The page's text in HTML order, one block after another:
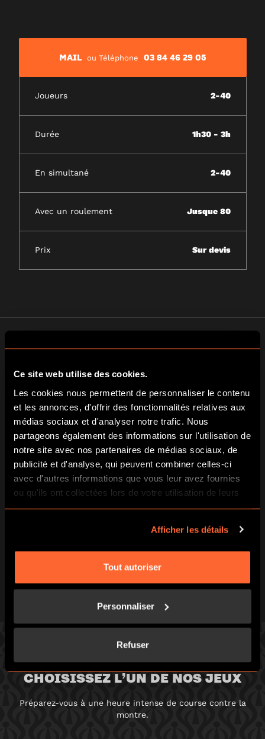
Ce site web utilise des cookies.
Les cookies nous permettent de personnaliser le contenu
et les annonces, d'offrir des fonctionnalités relatives aux
médias sociaux et d'analyser notre trafic. Nous
partageons également des informations sur l'utilisation de
notre site avec nos partenaires de médias sociaux, de
publicité et d'analyse, qui peuvent combiner celles-ci
avec d'autres informations que vous leur avez fournies
ou qu'ils ont collectées lors de votre utilisation de leurs
services.
Afficher les détails
Tout autoriser
Personnaliser
Refuser
MAIL ou Téléphone 03 84 46 29 05
Joueurs 2-40
Durée 1h30 - 3h
En simultané 2-40
Avec un roulement Jusque 80
Prix Sur devis
A FAIRE ABSOLUMENT
Une immersion totale et un accueil au top !
Mélanie S.
CHOISISSEZ L’UN DE NOS JEUX
Préparez-vous à une heure intense de course contre la
montre.